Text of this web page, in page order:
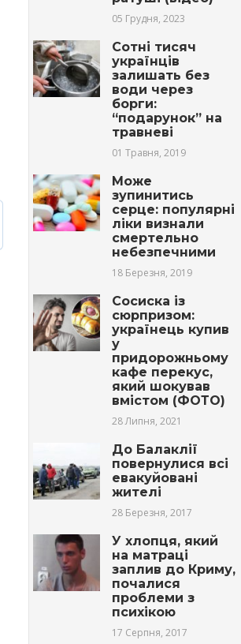
05 Грудня, 2023
Сотні тисяч
українців
залишать без
води через
борги:
“подарунок” на
травневі
01 Травня, 2019
Може
зупинитись
серце: популярні
ліки визнали
смертельно
небезпечними
18 Березня, 2019
Сосиска із
сюрпризом:
українець купив
у
придорожньому
кафе перекус,
який шокував
вмістом (ФОТО)
28 Липня, 2021
До Балаклії
повернулися всі
евакуйовані
жителі
28 Березня, 2017
У хлопця, який
на матраці
заплив до Криму,
почалися
проблеми з
пcихікою
17 Серпня, 2017